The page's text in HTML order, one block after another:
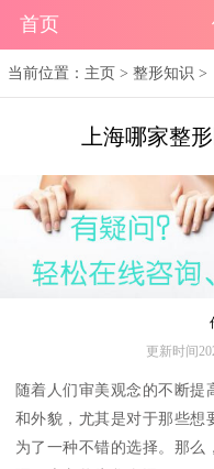
首页
当前位置： 主页 >整形知识 >
上海哪家整
更新时间
随着人们审美观念的不断
和外貌，尤其是对于那些想
为了一种不错的选择。那么